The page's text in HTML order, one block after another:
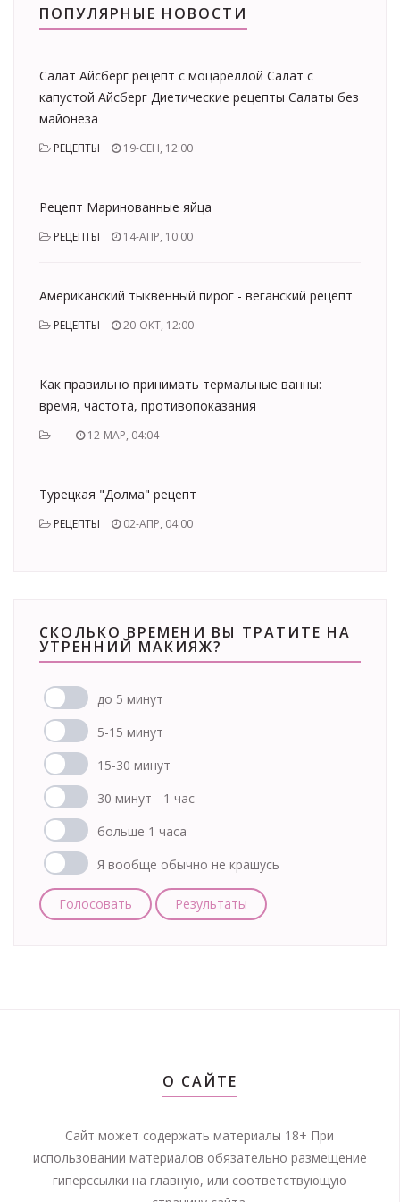
ПОПУЛЯРНЫЕ НОВОСТИ
Салат Айсберг рецепт с моцареллой Салат с
капустой Айсберг Диетические рецепты Салаты без
майонеза
РЕЦЕПТЫ 19-СЕН, 12:00
Рецепт Маринованные яйца
РЕЦЕПТЫ 14-АПР, 10:00
Американский тыквенный пирог - веганский рецепт
РЕЦЕПТЫ 20-ОКТ, 12:00
Как правильно принимать термальные ванны:
время, частота, противопоказания
--- 12-МАР, 04:04
Турецкая "Долма" рецепт
РЕЦЕПТЫ 02-АПР, 04:00
СКОЛЬКО ВРЕМЕНИ ВЫ ТРАТИТЕ НА
УТРЕННИЙ МАКИЯЖ?
до 5 минут
5-15 минут
15-30 минут
30 минут - 1 час
больше 1 часа
Я вообще обычно не крашусь
Голосовать Результаты
О САЙТЕ
Сайт может содержать материалы 18+ При
использовании материалов обязательно размещение
гиперссылки на главную, или соответствующую